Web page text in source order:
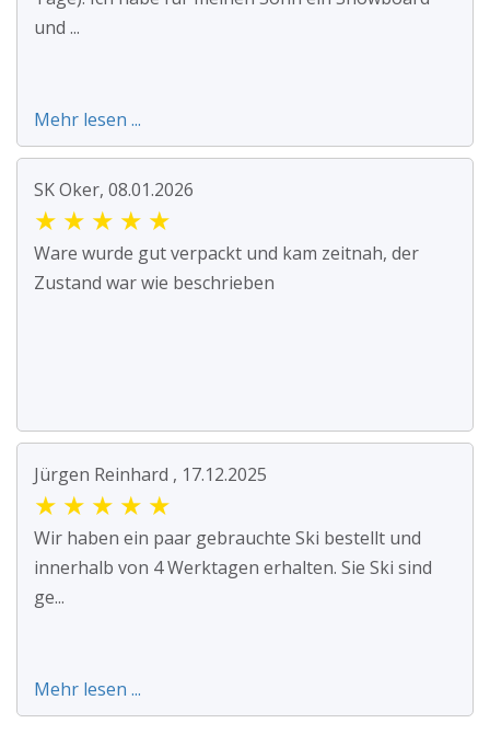
und ...
Mehr lesen ...
SK Oker, 08.01.2026
★ ★ ★ ★ ★
Ware wurde gut verpackt und kam zeitnah, der
Zustand war wie beschrieben
Jürgen Reinhard , 17.12.2025
★ ★ ★ ★ ★
Wir haben ein paar gebrauchte Ski bestellt und
innerhalb von 4 Werktagen erhalten. Sie Ski sind
ge...
Mehr lesen ...